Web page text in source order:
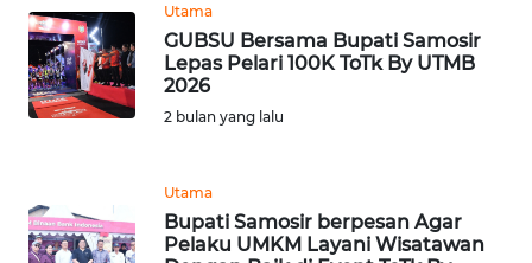
Utama
GUBSU Bersama Bupati Samosir
Lepas Pelari 100K ToTk By UTMB
2026
2 bulan yang lalu
Utama
Bupati Samosir berpesan Agar
Pelaku UMKM Layani Wisatawan
TANGERANG
WN
BINJAI